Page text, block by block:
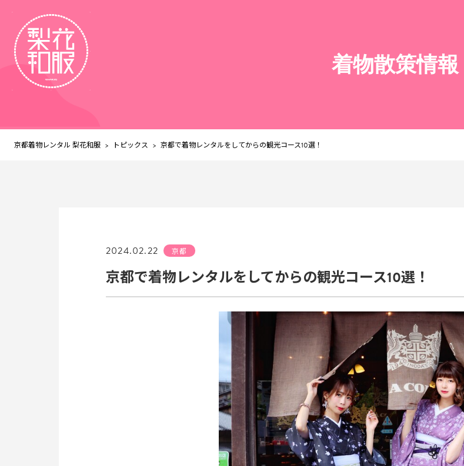
着物散策情報
京都着物レンタル 梨花和服 > トピックス > 京都で着物レンタルをしてからの観光コース10選！
2024.02.22 京都
京都で着物レンタルをしてからの観光コース10選！